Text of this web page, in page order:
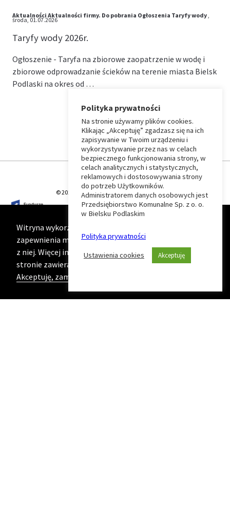
Aktualności Aktualności firmy. Do pobrania Ogłoszenia Taryfy wody
środa, 01.07.2026
Taryfy wody 2026r.
Ogłoszenie - Taryfa na zbiorowe zaopatrzenie w wodę i
zbiorowe odprowadzanie ścieków na terenie miasta Bielsk
Podlaski na okres od …
⏶
Wróć
do
początku
strony
© 2026 T-Matic Grupa Computer Plus Sp. z o.o.
Witryna wykorzystuje ciasteczka (cookies) w celu
zapewnienia maksymalnej wygody podczas korzystania
z niej. Więcej informacji na ten temat znajduje się na
stronie zawierającej naszą
Politykę prywatności
Akceptuję, zamknij komunikat
Polityka prywatności
Na stronie używamy plików cookies.
Klikając „Akceptuję” zgadzasz się na ich
zapisywanie w Twoim urządzeniu i
wykorzystywanie przez nas w celach
bezpiecznego funkcjonowania strony, w
celach analitycznych i statystycznych,
reklamowych i dostosowywania strony
do potrzeb Użytkowników.
Administratorem danych osobowych jest
Przedsiębiorstwo Komunalne Sp. z o. o.
w Bielsku Podlaskim
Polityka prywatności
Ustawienia cookies Akceptuję